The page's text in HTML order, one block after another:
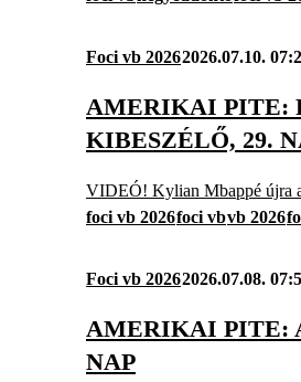
Foci vb 20262026.07.10.
AMERIKAI PITE:
KIBESZÉLŐ, 29.
VIDEÓ! Kylian Mbappé újra
foci vb 2026foci vbvb 2026
Foci vb 20262026.07.08.
AMERIKAI PITE:
NAP